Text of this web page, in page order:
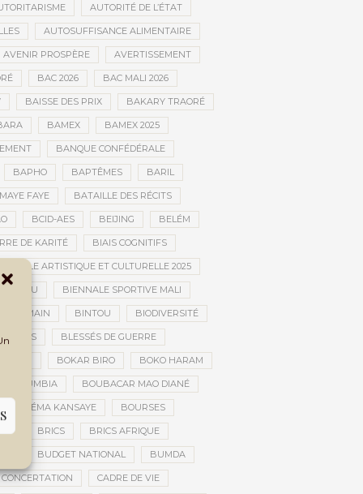
AUTORITÉ DE L’ÉTAT
AUTOSUFFISANCE ALIMENTAIRE
AVENIR PROSPÈRE AVERTISSEMENT
BAC 2026 BAC MALI 2026
BAISSE DES PRIX BAKARY TRAORÉ
BAMEX BAMEX 2025
BANQUE CONFÉDÉRALE
BAPHO BAPTÊMES BARIL
FAYE BATAILLE DES RÉCITS
BCID-AES BEIJING BELÉM
DE KARITÉ BIAIS COGNITIFS
ARTISTIQUE ET CULTURELLE 2025
BIENNALE SPORTIVE MALI
HUMAIN BINTOU BIODIVERSITÉ
BLESSÉS DE GUERRE
BOKAR BIRO BOKO HARAM
DOUMBIA BOUBACAR MAO DIANÉ
BOURÉMA KANSAYE BOURSES
BRICS BRICS AFRIQUE
BUDGET NATIONAL BUMDA
CADRE DE VIE